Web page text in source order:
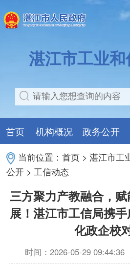
湛江市工业
首页 机构概况 政务公开
当前位置：首页 >湛江市工
公开 > 工信动态
三方聚力产教融合，
展！湛江市工信局携
化政企校
时间：2026-05-29 09:44:36